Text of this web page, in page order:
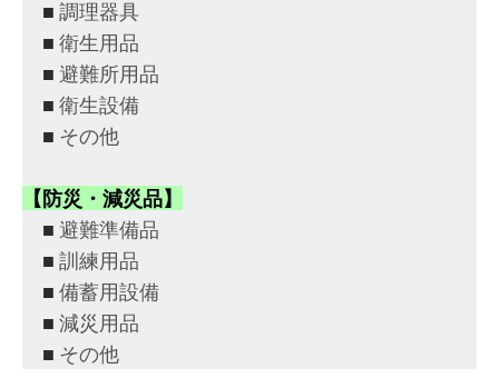
■ 調理器具
■ 衛生用品
■ 避難所用品
■ 衛生設備
■ その他
【防災・減災品】
■ 避難準備品
■ 訓練用品
■ 備蓄用設備
■ 減災用品
■ その他